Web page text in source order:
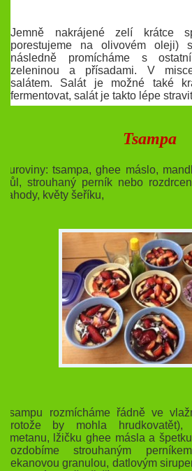
Jemně nakrájené zelí krátce
porestujeme na olivovém
následně promícháme s
zeleninou a přísadami. V
salátem. Salát je možné také
fermentovat, salát je takto lépe
Tsampa
tsampa, ghee máslo,
sůl, strouhaný perník nebo
jahody, květy šeříku,
rozmícháme řádně ve
protože by mohla hrudkovatět),
smetanu, lžičku ghee másla a
dozdobíme strouhaným
pekanovou granulou, datlovým